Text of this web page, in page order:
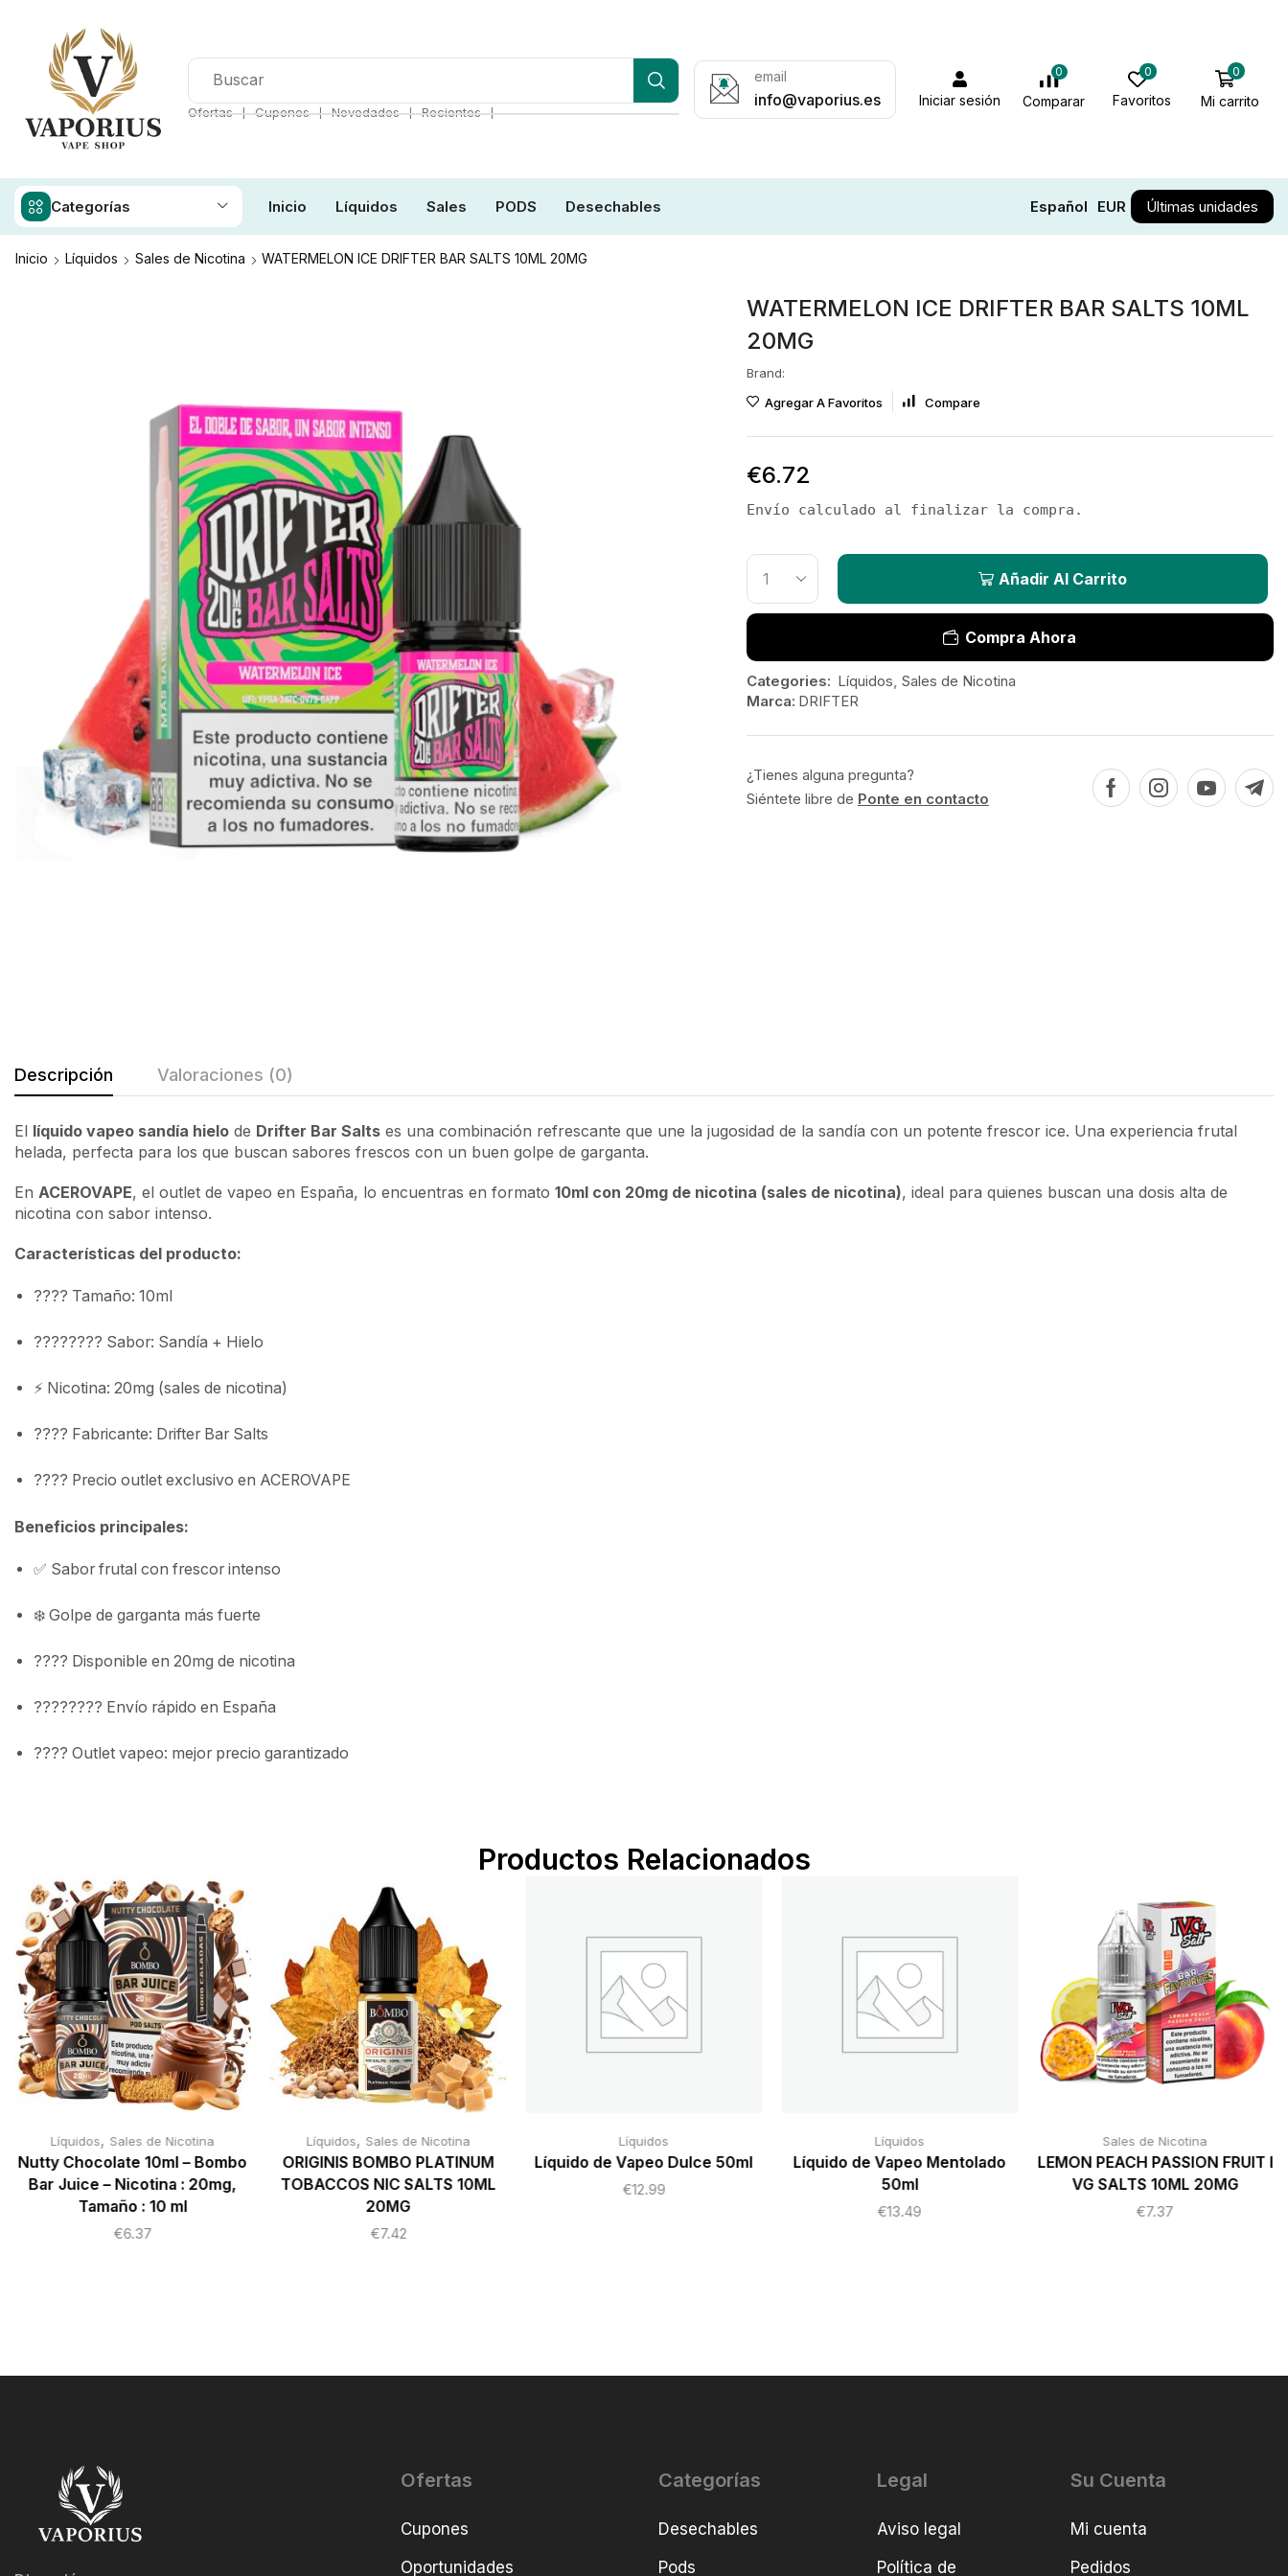
Ofertas ❘ Cupones ❘ Novedades ❘ Recientes ❘
email
info@vaporius.es Iniciar sesión
0
Comparar
0
Favoritos
0
Mi carrito
Categorías Inicio Líquidos Sales PODS Desechables Español EUR Últimas unidades
Inicio Líquidos Sales de Nicotina WATERMELON ICE DRIFTER BAR SALTS 10ML 20MG
WATERMELON ICE DRIFTER BAR SALTS 10ML
20MG
Brand:
Agregar A Favoritos
Compare
€6.72
Envío calculado al finalizar la compra.
Añadir Al Carrito
Compra Ahora
Categories: Líquidos, Sales de Nicotina
Marca: DRIFTER
¿Tienes alguna pregunta?
Siéntete libre de Ponte en contacto
Descripción Valoraciones (0)
El líquido vapeo sandía hielo de Drifter Bar Salts es una combinación refrescante que une la jugosidad de la sandía con un potente frescor ice. Una experiencia frutal
helada, perfecta para los que buscan sabores frescos con un buen golpe de garganta.
En ACEROVAPE, el outlet de vapeo en España, lo encuentras en formato 10ml con 20mg de nicotina (sales de nicotina), ideal para quienes buscan una dosis alta de
nicotina con sabor intenso.
Características del producto:
???? Tamaño: 10ml
???????? Sabor: Sandía + Hielo
⚡ Nicotina: 20mg (sales de nicotina)
???? Fabricante: Drifter Bar Salts
????️ Precio outlet exclusivo en ACEROVAPE
Beneficios principales:
✅ Sabor frutal con frescor intenso
❄️ Golpe de garganta más fuerte
???? Disponible en 20mg de nicotina
???????? Envío rápido en España
????️ Outlet vapeo: mejor precio garantizado
Productos Relacionados
Líquidos, Sales de Nicotina
Nutty Chocolate 10ml – Bombo
Bar Juice – Nicotina : 20mg,
Tamaño : 10 ml
€6.37
Líquidos, Sales de Nicotina
ORIGINIS BOMBO PLATINUM
TOBACCOS NIC SALTS 10ML
20MG
€7.42
Líquidos
Líquido de Vapeo Dulce 50ml
€12.99
Líquidos
Líquido de Vapeo Mentolado
50ml
€13.49
Sales de Nicotina
LEMON PEACH PASSION FRUIT I
VG SALTS 10ML 20MG
€7.37
Ofertas
Cupones
Oportunidades
Categorías
Desechables
Pods
Legal
Aviso legal
Política de
Su Cuenta
Mi cuenta
Pedidos